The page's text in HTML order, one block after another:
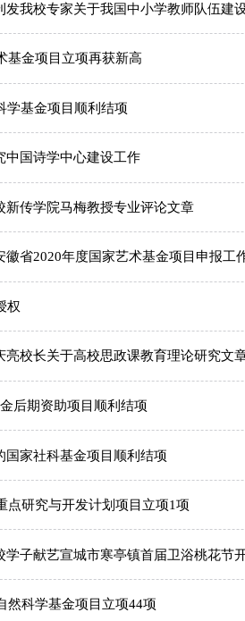
发我校专家关于我国中小学教师队伍建
基金项目立项再获新高
学基金项目顺利结项
中国诗学中心建设工作
新传学院马梅教授专业评论文章
徽省2020年度国家艺术基金项目申报工
权
亮校长关于高校思政课教育理论研究文
后期资助项目顺利结项
国家社科基金项目顺利结项
点研究与开发计划项目立项1项
学子献艺宣城市寒亭镇首届卫浴桃花节
然科学基金项目立项44项